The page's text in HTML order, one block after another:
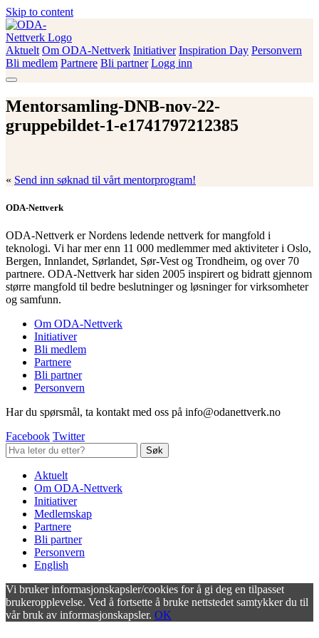
Skip to content
ODA-Nettverk
Aktuelt Om ODA-Nettverk Initiativer Inspiration Day Personvern
Bli medlem Partnere Bli partner Logg inn
Mentorsamling-DNB-nov-22-
gruppebildet-1-e1741797212385
« Send inn søknad til vårt mentorprogram!
ODA-Nettverk
ODA-Nettverk er Nordens ledende nettverk for mangfold i
teknologi. Vi har mer enn 11 000 medlemmer med aktiviteter i Oslo,
Bergen, Innlandet, Sørlandet, Sør-Vest og Trondheim, og over 70
partnere. ODA-Nettverk har siden 2005 inspirert og bidratt gjennom
større mangfold til bedre beslutninger og løsninger for virksomheter
og samfunn.
Om ODA-Nettverk
Initiativer
Bli medlem
Partnere
Bli partner
Personvern
Har du spørsmål, ta kontakt med oss på info@odanettverk.no
Facebook Twitter
Aktuelt
Om ODA-Nettverk
Initiativer
Medlemskap
Partnere
Bli partner
Personvern
English
Vi bruker informasjonskapsler/cookies for å gi deg en tilpasset
brukeropplevelse. Ved å fortsette å bruke nettstedet samtykker du til
vår bruk av informasjonskapsler. OK